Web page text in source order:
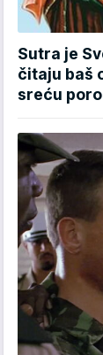
Sutra je
čitaju baš
sreću